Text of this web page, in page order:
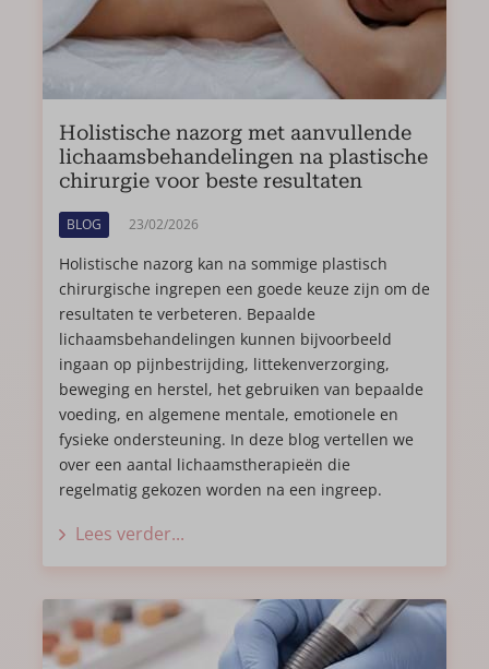
Holistische nazorg met aanvullende
lichaamsbehandelingen na plastische
chirurgie voor beste resultaten
BLOG 23/02/2026
Holistische nazorg kan na sommige plastisch
chirurgische ingrepen een goede keuze zijn om de
resultaten te verbeteren. Bepaalde
lichaamsbehandelingen kunnen bijvoorbeeld
ingaan op pijnbestrijding, littekenverzorging,
beweging en herstel, het gebruiken van bepaalde
voeding, en algemene mentale, emotionele en
fysieke ondersteuning. In deze blog vertellen we
over een aantal lichaamstherapieën die
regelmatig gekozen worden na een ingreep.
Lees verder...